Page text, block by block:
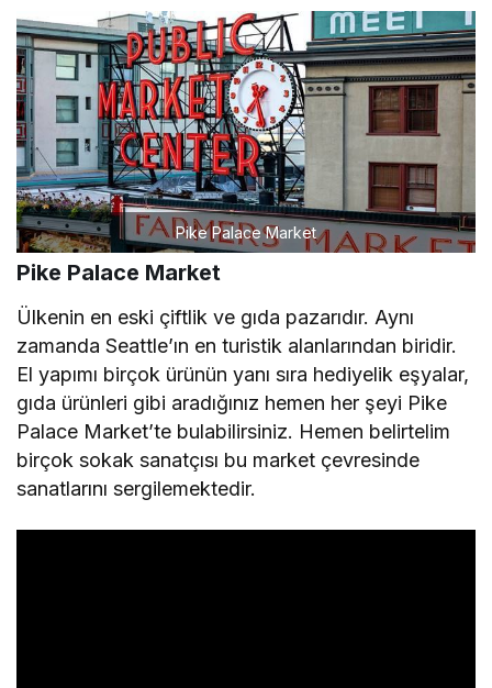
Pike Palace Market
Pike Palace Market
Ülkenin en eski çiftlik ve gıda pazarıdır. Aynı
zamanda Seattle’ın en turistik alanlarından biridir.
El yapımı birçok ürünün yanı sıra hediyelik eşyalar,
gıda ürünleri gibi aradığınız hemen her şeyi Pike
Palace Market’te bulabilirsiniz. Hemen belirtelim
birçok sokak sanatçısı bu market çevresinde
sanatlarını sergilemektedir.